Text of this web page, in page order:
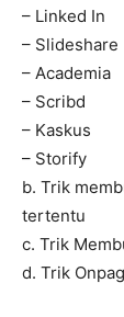
– Linked In
– Slideshare
– Academia
– Scribd
– Kaskus
– Storify
b. Trik
tertentu
c. Trik
d. Trik